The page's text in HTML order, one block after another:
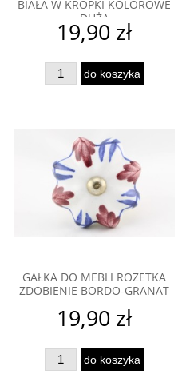
BIAŁA W KROPKI KOLOROWE
DUŻA
19,90 zł
do koszyka
GAŁKA DO MEBLI ROZETKA
ZDOBIENIE BORDO-GRANAT
19,90 zł
do koszyka